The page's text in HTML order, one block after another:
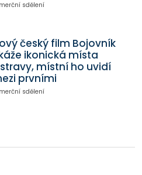
sdělení
český film Bojovník
ikonická místa
místní ho uvidí
prvními
sdělení